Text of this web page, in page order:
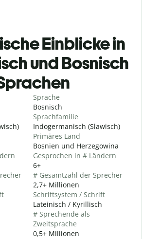
Einblicke in
und Bosnisch
Sprache
Bosnisch
Sprachfamilie
Indogermanisch (Slawisch)
Primäres Land
Bosnien und Herzegowina
Gesprochen in # Ländern
6+
# Gesamtzahl der Sprecher
2,7+ Millionen
Schriftsystem / Schrift
Lateinisch / Kyrillisch
# Sprechende als
Zweitsprache
0,5+ Millionen